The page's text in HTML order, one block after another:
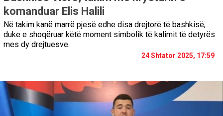
komanduar Elis Halili
Në takim kanë marrë pjesë edhe disa drejtorë të bashkisë,
duke e shoqëruar këtë moment simbolik të kalimit të detyrës
mes dy drejtuesve.
24 Shtator 2025, 17:59